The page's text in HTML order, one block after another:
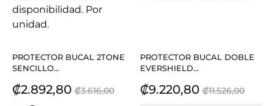
PROTECTOR BUCAL 2TONE
SENCILLO...
Precio
₡2.892,80 Precio
₡3.616,00
PROTECTOR BUCAL DOBLE
EVERSHIELD...
Precio
₡9.220,80 Precio
₡11.526,00